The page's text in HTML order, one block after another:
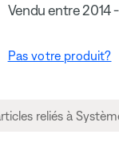
Vendu entre 2014
Pas votre produit?